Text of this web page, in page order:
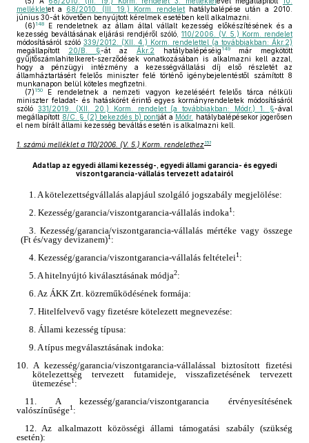
mellékletet a 68/2010. (III. 19.) Korm. rendelet hatálybalépése után a 2010.
június 30-át követően benyújtott kérelmek esetében kell alkalmazni.
(6) 148
E rendeletnek az állam által vállalt kezesség előkészítésének és a
kezesség beváltásának eljárási rendjéről szóló, 110/2006. (V. 5.) Korm. rendelet
módosításáról szóló 339/2012. (XII. 4.) Korm. rendelettel (a továbbiakban: Ákr.2)
megállapított
20/B. §-át az Ákr.2 hatálybalépéséig 149már megkötött
gyűjtőszámlahitelkeret-szerződések vonatkozásában is alkalmazni kell azzal,
hogy a pénzügyi intézmény a kezességvállalási díj első részletét az
államháztartásért felelős miniszter felé történő igénybejelentéstől számított 8
munkanapon belül köteles megfizetni.
(7) 150
E rendeletnek a nemzeti vagyon kezeléséért felelős tárca nélküli
miniszter feladat- és hatáskörét érintő egyes kormányrendeletek módosításáról
szóló 331/2019. (XII. 20.) Korm. rendelet (a továbbiakban: Módr.) 1. §-ával
megállapított 8/C. § (2) bekezdés b) pontját a Módr. hatálybalépésekor jogerősen
el nem bírált állami kezesség beváltás esetén is alkalmazni kell.
1. számú melléklet a 110/2006. (V. 5.) Korm. rendelethez151
Adatlap az egyedi állami kezesség-, egyedi állami garancia- és egyedi
viszontgarancia-vállalás tervezett adatairól
1. A kötelezettségvállalás alapjául szolgáló jogszabály megjelölése:
2. Kezesség/garancia/viszontgarancia-vállalás indoka1:
3. Kezesség/garancia/viszontgarancia-vállalás mértéke vagy összege
(Ft és/vagy devizanem)1:
4. Kezesség/garancia/viszontgarancia-vállalás feltételei1:
5. A hitelnyújtó kiválasztásának módja2:
6. Az ÁKK Zrt. közreműködésének formája:
7. Hitelfelvevő vagy fizetésre kötelezett megnevezése:
8. Állami kezesség típusa:
9. A típus megválasztásának indoka:
10. A kezesség/garancia/viszontgarancia-vállalással biztosított fizetési
kötelezettség tervezett futamideje, visszafizetésének tervezett
ütemezése1 :
11. A kezesség/garancia/viszontgarancia érvényesítésének
valószínűsége1 :
12. Az alkalmazott közösségi állami támogatási szabály (szükség
esetén):